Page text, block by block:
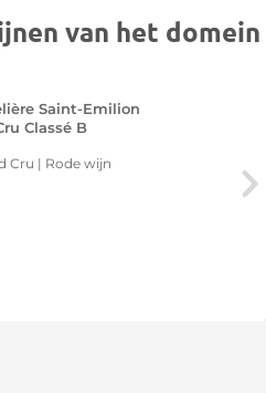
van het domein
Saint-Emilion
Classé B
Cru | Rode wijn